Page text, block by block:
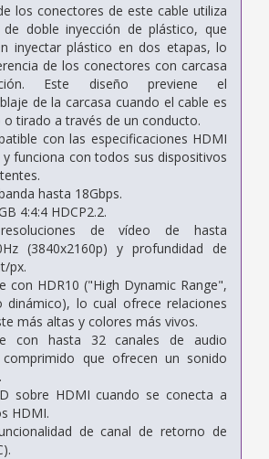
los conectores de este cable utiliza
doble inyección de plástico, que
inyectar plástico en dos etapas, lo
de los conectores con carcasa
Este diseño previene el
de la carcasa cuando el cable es
tirado a través de un conducto.
con las especificaciones HDMI
funciona con todos sus dispositivos
hasta 18Gbps.
4:4:4 HDCP2.2.
de vídeo de hasta
(3840x2160p) y profundidad de
px.
con HDR10 ("High Dynamic Range",
dinámico), lo cual ofrece relaciones
más altas y colores más vivos.
con hasta 32 canales de audio
que ofrecen un sonido
sobre HDMI cuando se conecta a
HDMI.
de canal de retorno de